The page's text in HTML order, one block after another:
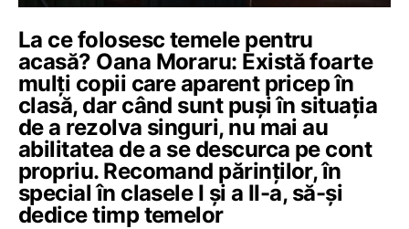
La ce folosesc temele pentru
acasă? Oana Moraru: Există foarte
mulți copii care aparent pricep în
clasă, dar când sunt puși în situația
de a rezolva singuri, nu mai au
abilitatea de a se descurca pe cont
propriu. Recomand părinților, în
special în clasele I și a II-a, să-și
dedice timp temelor